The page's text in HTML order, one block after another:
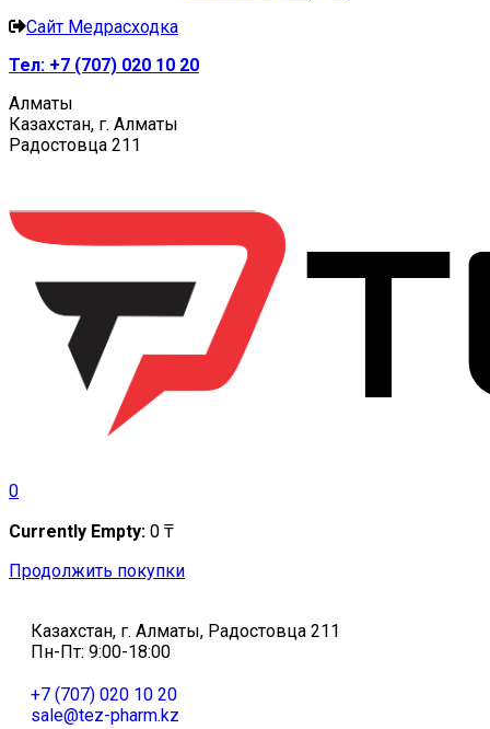
Сайт Медрасходка
Тел: +7 (707) 020 10 20
Алматы
Казахстан, г. Алматы
Радостовца 211
0
Currently Empty: 0 ₸
Продолжить покупки
Казахстан, г. Алматы, Радостовца 211
Пн-Пт: 9:00-18:00
+7 (707) 020 10 20
sale@tez-pharm.kz